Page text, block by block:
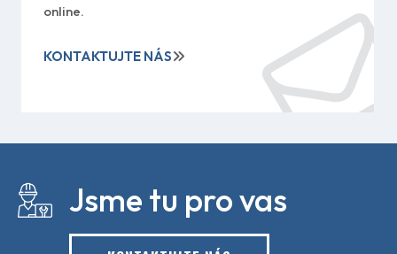
online.
KONTAKTUJTE NÁS
Jsme tu pro vas